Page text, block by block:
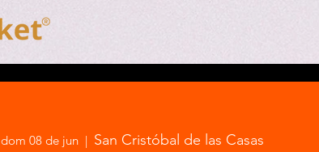
dom 08 de jun
  |
San Cristóbal de las Casas